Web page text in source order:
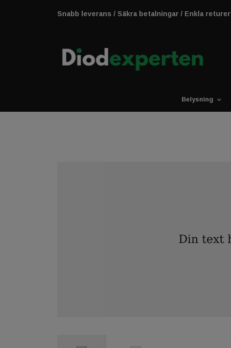
Snabb leverans / Säkra betalningar / Enkla returer
Belysning